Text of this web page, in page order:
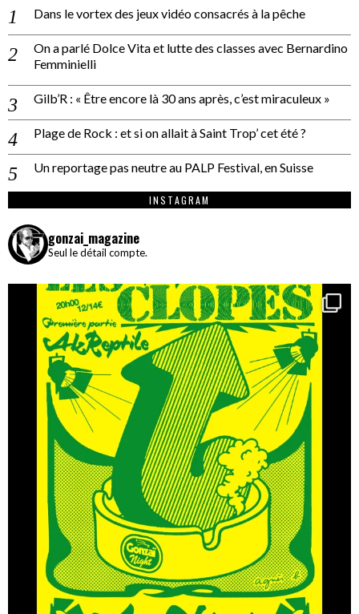
Dans le vortex des jeux vidéo consacrés à la pêche
On a parlé Dolce Vita et lutte des classes avec Bernardino
Femminielli
Gilb’R : « Être encore là 30 ans après, c’est miraculeux »
Plage de Rock : et si on allait à Saint Trop’ cet été ?
Un reportage pas neutre au PALP Festival, en Suisse
INSTAGRAM
gonzai_magazine
Seul le détail compte.